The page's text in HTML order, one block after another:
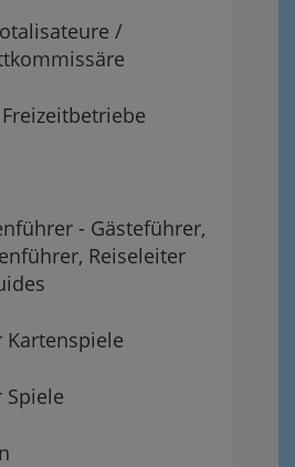
/
- Gästeführer,
Reiseleiter